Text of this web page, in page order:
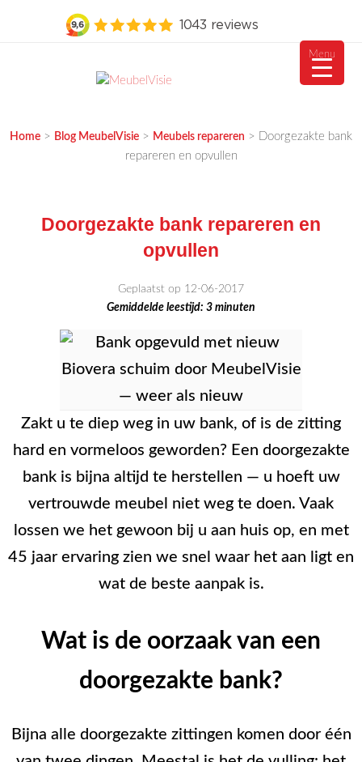
inhoud
Home > Blog MeubelVisie > Meubels repareren > Doorgezakte bank
repareren en opvullen
Doorgezakte bank repareren en
opvullen
Geplaatst op 12-06-2017
Gemiddelde leestijd: 3 minuten
Zakt u te diep weg in uw bank, of is de zitting
hard en vormeloos geworden? Een doorgezakte
bank is bijna altijd te herstellen — u hoeft uw
vertrouwde meubel niet weg te doen. Vaak
lossen we het gewoon bij u aan huis op, en met
45 jaar ervaring zien we snel waar het aan ligt en
wat de beste aanpak is.
Wat is de oorzaak van een
doorgezakte bank?
Bijna alle doorgezakte zittingen komen door één
Menu